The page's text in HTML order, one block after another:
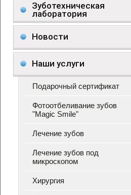
Зуботехническая
лаборатория
Новости
Наши услуги
Подарочный сертификат
Фотоотбеливание зубов
"Magic Smile"
Лечение зубов
Лечение зубов под
микроскопом
Хирургия